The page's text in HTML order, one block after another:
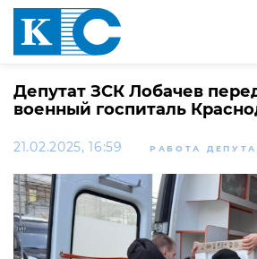
Депутат ЗСК Лобачев
военный госпиталь
21.02.2025, 16:59 РАБОТА